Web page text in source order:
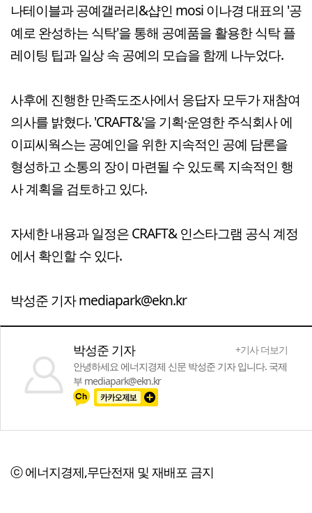
나테이블과 공예갤러리&샵인 mosi 이나경 대표의 '공
예로 완성하는 식탁'을 통해 공예품을 활용한 식탁 플
레이팅 팁과 일상 속 공예의 모습을 함께 나누었다.
사후에 진행한 만족도조사에서 응답자 모두가 재참여
의사를 밝혔다. 'CRAFT&'을 기획·운영한 주식회사 에
이피씨웍스는 공예인을 위한 지속적인 공예 담론을
형성하고 소통의 장이 마련될 수 있도록 지속적인 행
사 계획을 검토하고 있다.
자세한 내용과 일정은 CRAFT& 인스타그램 공식 계정
에서 확인할 수 있다.
박성준 기자 mediapark@ekn.kr
박성준 기자
+기사 더보기
안녕하세요 에너지경제 신문 박성준 기자 입니다. 국제
부 mediapark@ekn.kr
ⓒ 에너지경제,무단전재 및 재배포 금지